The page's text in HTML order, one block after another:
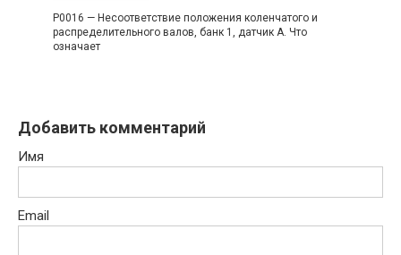
P0016 — Несоответствие положения коленчатого и
распределительного валов, банк 1, датчик A. Что
означает
Добавить комментарий
Имя
Email